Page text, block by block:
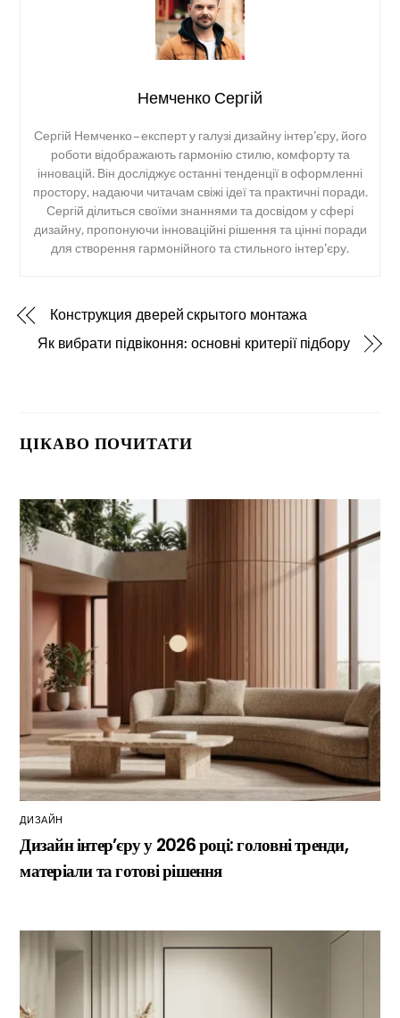
Немченко Сергій
Сергій Немченко – експерт у галузі дизайну інтер’єру, його
роботи відображають гармонію стилю, комфорту та
інновацій. Він досліджує останні тенденції в оформленні
простору, надаючи читачам свіжі ідеї та практичні поради.
Сергій ділиться своїми знаннями та досвідом у сфері
дизайну, пропонуючи інноваційні рішення та цінні поради
для створення гармонійного та стильного інтер’єру.
Конструкция дверей скрытого монтажа
Як вибрати підвіконня: основні критерії підбору
ЦІКАВО ПОЧИТАТИ
ДИЗАЙН
Дизайн інтер’єру у 2026 році: головні тренди,
матеріали та готові рішення